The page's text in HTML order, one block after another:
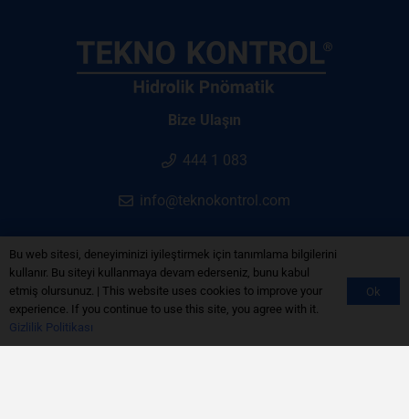
Bize Ulaşın
444 1 083
info@teknokontrol.com
Gizlilik Politikası
Bu web sitesi, deneyiminizi iyileştirmek için tanımlama bilgilerini
kullanır. Bu siteyi kullanmaya devam ederseniz, bunu kabul
etmiş olursunuz. | This website uses cookies to improve your
experience. If you continue to use this site, you agree with it.
Gizlilik Politikası
Ok